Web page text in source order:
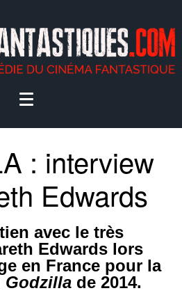
: interview
Edwards
avec le très
Edwards lors
en France pour la
Godzilla de 2014.